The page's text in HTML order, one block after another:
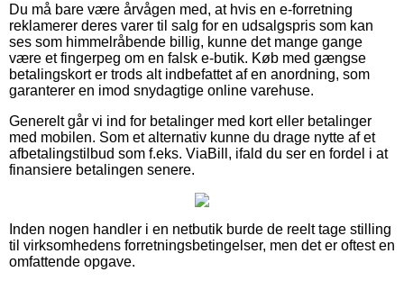
Du må bare være årvågen med, at hvis en e-forretning
reklamerer deres varer til salg for en udsalgspris som kan
ses som himmelråbende billig, kunne det mange gange
være et fingerpeg om en falsk e-butik. Køb med gængse
betalingskort er trods alt indbefattet af en anordning, som
garanterer en imod snydagtige online varehuse.
Generelt går vi ind for betalinger med kort eller betalinger
med mobilen. Som et alternativ kunne du drage nytte af et
afbetalingstilbud som f.eks. ViaBill, ifald du ser en fordel i at
finansiere betalingen senere.
Inden nogen handler i en netbutik burde de reelt tage stilling
til virksomhedens forretningsbetingelser, men det er oftest en
omfattende opgave.